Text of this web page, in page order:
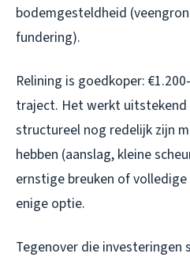
bodemgesteldheid
fundering).
Relining is goedkoper:
traject. Het werkt
structureel nog redelijk zijn
hebben (aanslag, kleine
ernstige breuken of
enige optie.
Tegenover die investeringen